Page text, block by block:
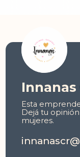
Innanas
Esta
Dejá tu
mujeres.